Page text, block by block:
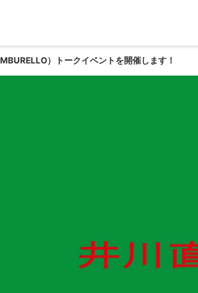
）トークイベントを開催します！